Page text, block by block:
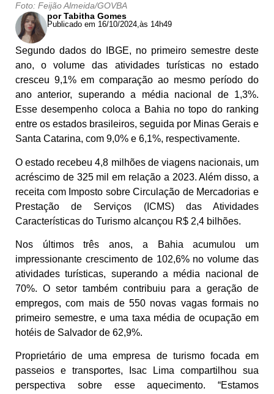
Foto: Feijão Almeida/GOVBA
por Tabitha Gomes
Publicado em 16/10/2024,às 14h49
Segundo dados do IBGE, no primeiro semestre deste
ano, o volume das atividades turísticas no estado
cresceu 9,1% em comparação ao mesmo período do
ano anterior, superando a média nacional de 1,3%.
Esse desempenho coloca a Bahia no topo do ranking
entre os estados brasileiros, seguida por Minas Gerais e
Santa Catarina, com 9,0% e 6,1%, respectivamente.
O estado recebeu 4,8 milhões de viagens nacionais, um
acréscimo de 325 mil em relação a 2023. Além disso, a
receita com Imposto sobre Circulação de Mercadorias e
Prestação de Serviços (ICMS) das Atividades
Características do Turismo alcançou R$ 2,4 bilhões.
Nos últimos três anos, a Bahia acumulou um
impressionante crescimento de 102,6% no volume das
atividades turísticas, superando a média nacional de
70%. O setor também contribuiu para a geração de
empregos, com mais de 550 novas vagas formais no
primeiro semestre, e uma taxa média de ocupação em
hotéis de Salvador de 62,9%.
Proprietário de uma empresa de turismo focada em
passeios e transportes, Isac Lima compartilhou sua
perspectiva sobre esse aquecimento. “Estamos